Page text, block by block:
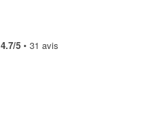
4.7/5 • 31 avis